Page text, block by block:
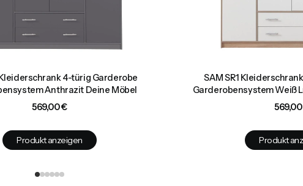
Kleiderschrank 4-türig Garderobe
Anthrazit Deine Möbel
Preis
569,00 €
Produkt anzeigen
SAM SR1
Garderobensystem Weiß
Preis
Produkt